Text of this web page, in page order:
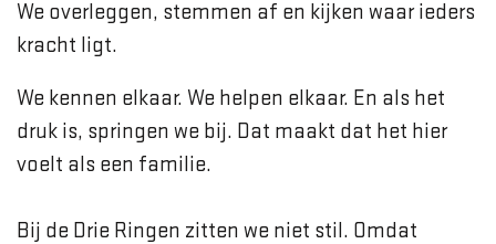
We overleggen, stemmen af en kijken waar ieders
kracht ligt.
We kennen elkaar. We helpen elkaar. En als het
druk is, springen we bij. Dat maakt dat het hier
voelt als een familie.
Bij de Drie Ringen zitten we niet stil. Omdat